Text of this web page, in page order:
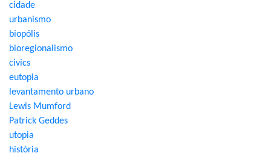
cidade
urbanismo
biopólis
bioregionalismo
civics
eutopia
levantamento urbano
Lewis Mumford
Patrick Geddes
utopia
história